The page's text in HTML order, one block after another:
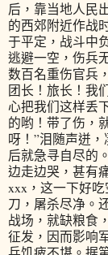
后，靠当地人民
的西郊附近作战
于平定，战斗中
逃避一空，伤兵
数百名重伤官兵
团长！旅长！我
心把我们这样丢
的哟！带了伤，
呀！”泪随声迸
后就急寻自尽的
边走边哭，甚有
xxx，这一下好
刀，屠杀尽净。
战场，就缺粮食
征发，因而影响